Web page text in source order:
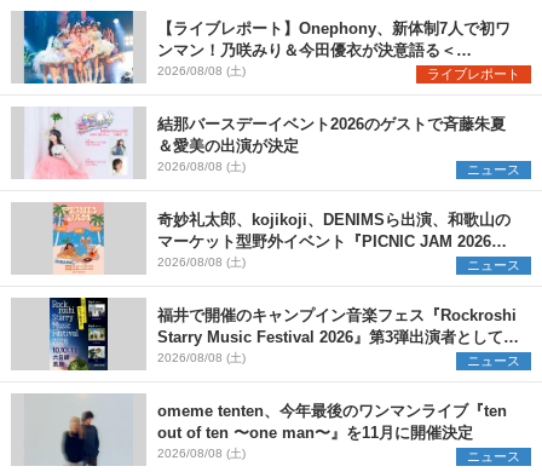
【ライブレポート】Onephony、新体制7人で初ワ
ンマン！乃咲みり＆今田優衣が決意語る＜
Onephony新体制1st Oneman Live はじまりの夏
＞
2026/08/08 (土) ライブレポート
結那バースデーイベント2026のゲストで斉藤朱夏
＆愛美の出演が決定
2026/08/08 (土) ニュース
奇妙礼太郎、kojikoji、DENIMSら出演、和歌山の
マーケット型野外イベント『PICNIC JAM 2026』
早割チケット発売開始
2026/08/08 (土) ニュース
福井で開催のキャンプイン音楽フェス『Rockroshi
Starry Music Festival 2026』第3弾出演者として
SCOOBIE DO、かりゆし58、Reiを発表
2026/08/08 (土) ニュース
omeme tenten、今年最後のワンマンライブ『ten
out of ten 〜one man〜』を11月に開催決定
2026/08/08 (土) ニュース